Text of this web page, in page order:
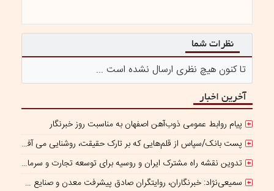
نظرات شما
تا کنون هیچ نظری ارسال نشده است ...
آخرین اخبار
پیام روابط عمومی ذوب‌آهن اصفهان به مناسبت روز خبرنگار
پست بانک/سپاس از قلم‌هایی که بر تارک حقیقت، روشنایی می‌ آفرینند
تدوین نقشه راه مشترک ایران و روسیه برای توسعه تجارت و سرمایه‌گذاری صنعتی
سمیعی‌نژاد: خبرنگاران، روایتگران صادق پیشرفت معدن و صنایع معدنی هستند